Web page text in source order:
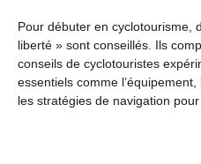
Pour débuter en cyclotourisme,
liberté » sont conseillés. Ils
conseils de cyclotouristes
essentiels comme
les stratégies de navigation